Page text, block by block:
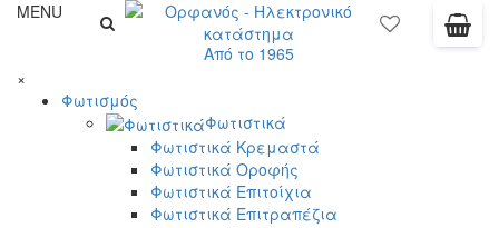
MENU
Από το 1965
×
Φωτισμός
Φωτιστικά
Φωτιστικά Κρεμαστά
Φωτιστικά Οροφής
Φωτιστικά Επιτοίχια
Φωτιστικά Επιτραπέζια